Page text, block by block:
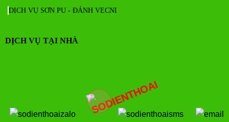
DỊCH VỤ SƠN PU - ĐÁNH VECNI
DỊCH VỤ TẠI NHÀ